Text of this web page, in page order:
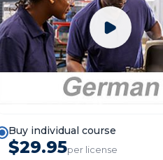
Buy individual course
$29.95per license